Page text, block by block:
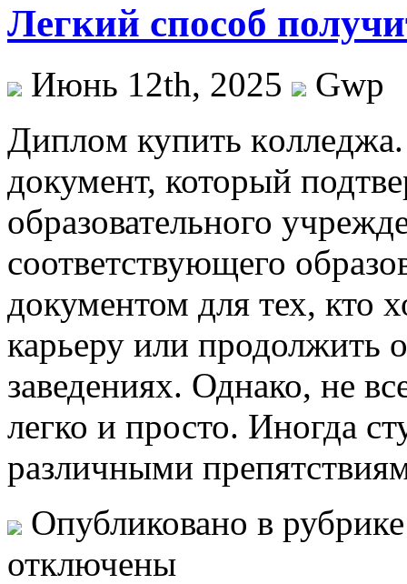
Легкий способ
Июнь 12th, 2025
Gwp
Диплoм купить
документ, который
образовательного
соответствующего
документом для тех, кто
карьеру или продолжить
заведениях. Однако, не
легко и просто. Иногда
различными
Опубликовано в
отключены